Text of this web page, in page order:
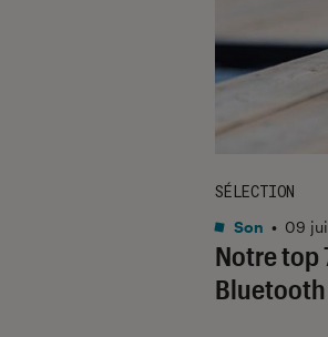
Notre top
SÉLECTION
Son • 09